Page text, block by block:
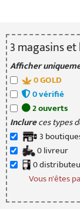
3magasinset
Afficher
0GOLD
0vérifié
2ouverts
Inclureces types
3 boutique
0livreur
0
Vous n'êtes